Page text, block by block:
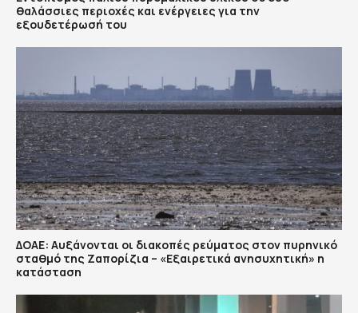
θαλάσσιες περιοχές και ενέργειες για την
εξουδετέρωσή του
ΔΟΑΕ: Αυξάνονται οι διακοπές ρεύματος στον πυρηνικό
σταθμό της Ζαπορίζια – «Εξαιρετικά ανησυχητική» η
κατάσταση